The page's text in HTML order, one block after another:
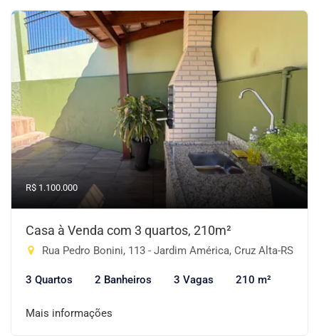
R$ 1.100.000
Casa à Venda com 3 quartos, 210m²
Rua Pedro Bonini, 113 - Jardim América, Cruz Alta-RS
3 Quartos 2 Banheiros 3 Vagas 210 m²
Mais informações